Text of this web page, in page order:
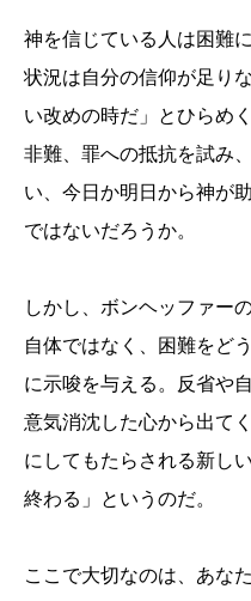
神を信じている人は困難
状況は自分の信仰が足り
い改めの時だ」とひらめ
非難、罪への抵抗を試み
い、今日か明日から神が
ではないだろうか。
しかし、ボンヘッファー
自体ではなく、困難をど
に示唆を与える。反省や
意気消沈した心から出て
にしてもたらされる新し
終わる」というのだ。
ここで大切なのは、あな